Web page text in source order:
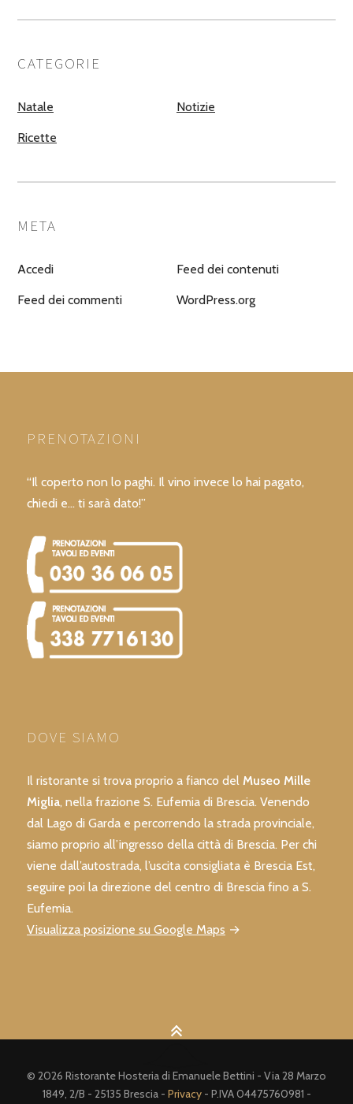
CATEGORIE
Natale Notizie
Ricette
META
Accedi Feed dei contenuti
Feed dei commenti WordPress.org
PRENOTAZIONI
“Il coperto non lo paghi. Il vino invece lo hai pagato,
chiedi e… ti sarà dato!”
DOVE SIAMO
Il ristorante si trova proprio a fianco del Museo Mille
Miglia, nella frazione S. Eufemia di Brescia. Venendo
dal Lago di Garda e percorrendo la strada provinciale,
siamo proprio all’ingresso della città di Brescia. Per chi
viene dall’autostrada, l’uscita consigliata è Brescia Est,
seguire poi la direzione del centro di Brescia fino a S.
Eufemia.
Visualizza posizione su Google Maps →
© 2026 Ristorante Hosteria di Emanuele Bettini - Via 28 Marzo
1849, 2/B - 25135 Brescia - Privacy- P.IVA 04475760981 -